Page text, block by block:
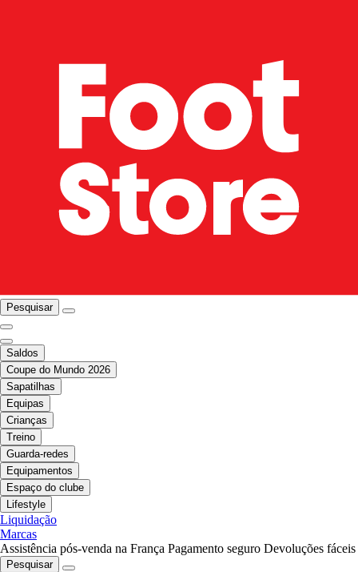
Pesquisar
Saldos
Coupe do Mundo 2026
Sapatilhas
Equipas
Crianças
Treino
Guarda-redes
Equipamentos
Espaço do clube
Lifestyle
Liquidação
Marcas
Assistência pós-venda na França Pagamento seguro Devoluções fáceis
Pesquisar